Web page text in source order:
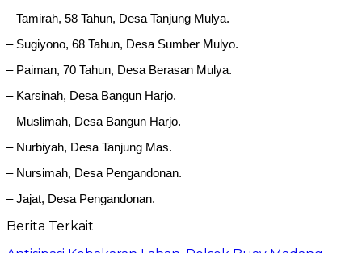
– Tamirah, 58 Tahun, Desa Tanjung Mulya.
– Sugiyono, 68 Tahun, Desa Sumber Mulyo.
– Paiman, 70 Tahun, Desa Berasan Mulya.
– Karsinah, Desa Bangun Harjo.
– Muslimah, Desa Bangun Harjo.
– Nurbiyah, Desa Tanjung Mas.
– Nursimah, Desa Pengandonan.
– Jajat, Desa Pengandonan.
Berita Terkait